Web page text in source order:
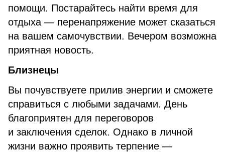
помощи. Постарайтесь найти время для
отдыха — перенапряжение может сказаться
на вашем самочувствии. Вечером возможна
приятная новость.
Близнецы
Вы почувствуете прилив энергии и сможете
справиться с любыми задачами. День
благоприятен для переговоров
и заключения сделок. Однако в личной
жизни важно проявить терпение —